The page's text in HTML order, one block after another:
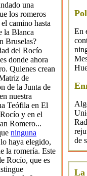
una
los romeros
camino hasta
la Blanca
Bruselas?
del Rocío
donde ahora
Quienes crean
de
de la Junta de
nuestra
Teófila en El
y en el
Romero...
ninguna
haya elegido,
la romería. Este
Rocío, que es
En
de
La